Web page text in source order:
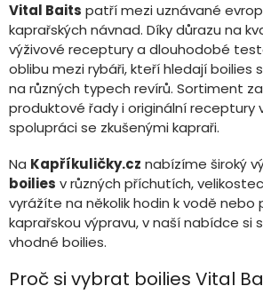
Vital Baits patří mezi uznávané
kaprařských návnad. Díky důrazu na
výživové receptury a dlouhodobé
oblibu mezi rybáři, kteří hledají boilies
na různých typech revírů. Sortiment
produktové řady i originální receptury
spolupráci se zkušenými kapraři.
Na Kapříkuličky.cz nabízíme široký
boilies v různých příchutích,
vyrážíte na několik hodin k vodě nebo
kaprařskou výpravu, v naší nabídce si
vhodné boilies.
Proč si vybrat boilies Vital